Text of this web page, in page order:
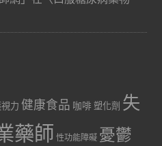
力 健康食品 咖啡 塑化劑 失
藥師 性功能障礙 憂鬱